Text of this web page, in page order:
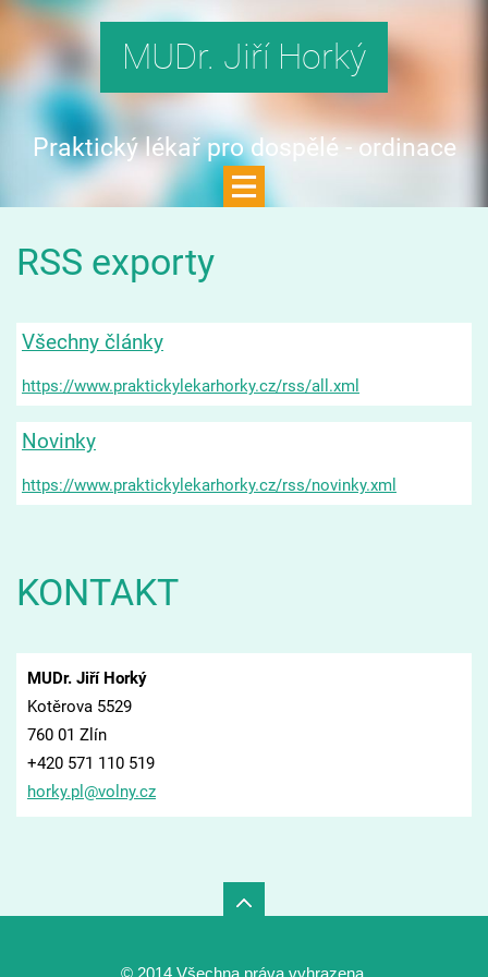
MUDr. Jiří Horký
Praktický lékař pro dospělé - ordinace
Zlín
RSS exporty
Všechny články
https://www.praktickylekarhorky.cz/rss/all.xml
Novinky
https://www.praktickylekarhorky.cz/rss/novinky.xml
KONTAKT
MUDr. Jiří Horký
Kotěrova 5529
760 01 Zlín
+420 571 110 519
horky.pl @volny.cz
© 2014 Všechna práva vyhrazena.